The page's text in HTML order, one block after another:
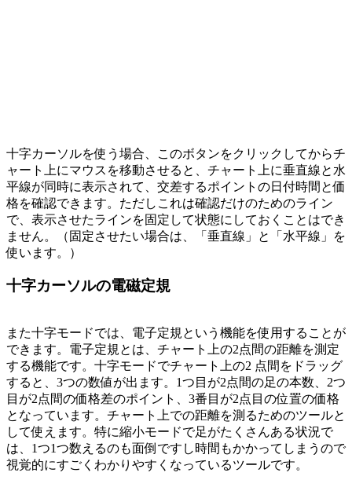
十字カーソルを使う場合、このボタンをクリックしてからチ
ャート上にマウスを移動させると、チャート上に垂直線と水
平線が同時に表示されて、交差するポイントの日付時間と価
格を確認できます。ただしこれは確認だけのためのライン
で、表示させたラインを固定して状態にしておくことはでき
ません。（固定させたい場合は、「垂直線」と「水平線」を
使います。）
十字カーソルの電磁定規
また十字モードでは、電子定規という機能を使用することが
できます。電子定規とは、チャート上の2点間の距離を測定
する機能です。十字モードでチャート上の2 点間をドラッグ
すると、3つの数値が出ます。1つ目が2点間の足の本数、2つ
目が2点間の価格差のポイント、3番目が2点目の位置の価格
となっています。チャート上での距離を測るためのツールと
して使えます。特に縮小モードで足がたくさんある状況で
は、1つ1つ数えるのも面倒ですし時間もかかってしまうので
視覚的にすごくわかりやすくなっているツールです。